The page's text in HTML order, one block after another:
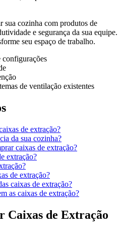
sua cozinha com produtos de
e segurança da sua equipe.
seu espaço de trabalho.
configurações
de ventilação existentes
de extração?
da sua cozinha?
caixas de extração?
extração?
de extração?
caixas de extração?
as caixas de extração?
Caixas de Extração